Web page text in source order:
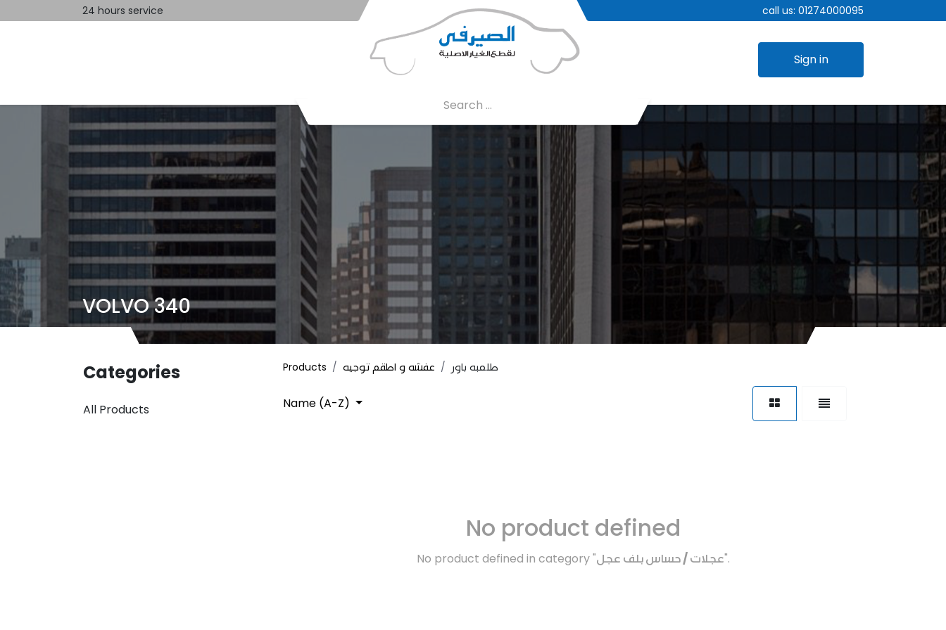
24 hours service call us: 01274000095
Sign in
VOLVO 340
Categories
All Products
Products عفشه و اطقم توجيه طلمبه باور
Name (A-Z)
No product defined
No product defined in category "عجلات / حساس بلف عجل".